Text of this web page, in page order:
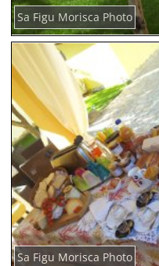
Sa Figu Morisca Photo
Sa Figu Morisca Photo